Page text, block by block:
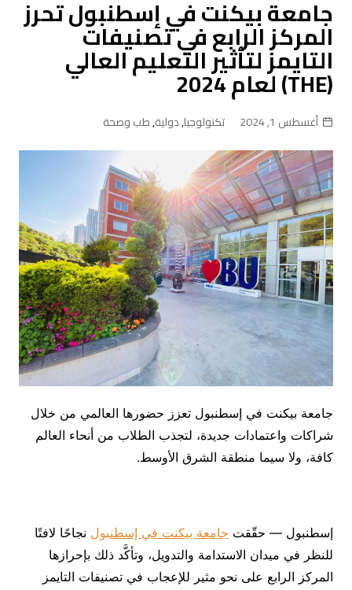
جامعة بيكنت في إسطنبول تحرز
المركز الرابع في تصنيفات
التايمز لتأثير التعليم العالي
(THE) لعام 2024
أغسطس 1, 2024 تكنولوجيا,دولية,طب وصحة
جامعة بيكنت في إسطنبول تعزز حضورها العالمي من خلال
شراكات واعتمادات جديدة، لتجذب الطلاب من أنحاء العالم
كافة، ولا سيما منطقة الشرق الأوسط.
إسطنبول — حقّقت جامعة بيكنت في إسطنبول نجاحًا لافتًا
للنظر في ميدان الاستدامة والتدويل، وتأكَّد ذلك بإحرازها
المركز الرابع على نحو مثير للإعجاب في تصنيفات التايمز